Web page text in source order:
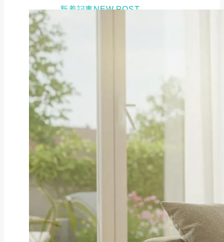
新着記事NEW POST